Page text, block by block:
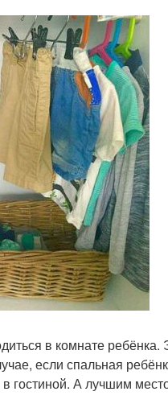
в комнате
если спальная
гостиной. А лучшим